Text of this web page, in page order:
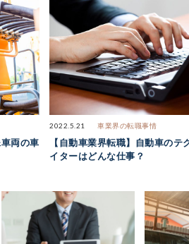
両の車
2022.5.21 車業界の転職事情
【自動車業界転職】自動車のテ
イターはどんな仕事？